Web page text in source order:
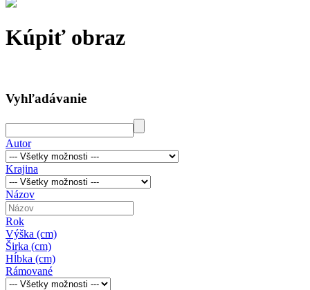
Kúpiť obraz
Vyhľadávanie
Autor
Krajina
Názov
Rok
Výška (cm)
Širka (cm)
Hĺbka (cm)
Rámované